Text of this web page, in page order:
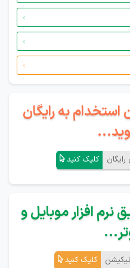
استخدام به رایگان
کلیک کنید
نرم افزار موبایل و
کلیک کنید